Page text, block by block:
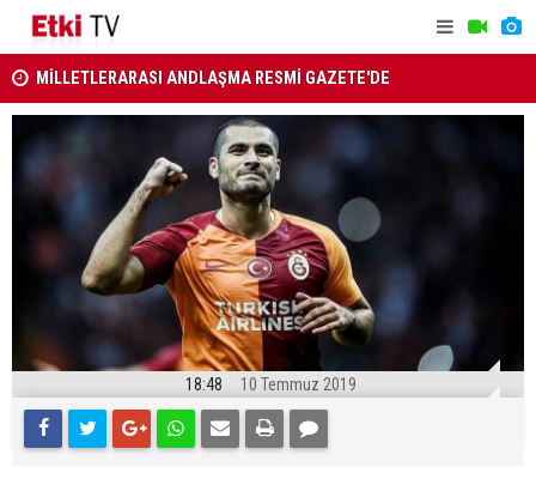
MİLLETLERARASI ANDLAŞMA RESMİ GAZETE'DE
ATAMA KARARLARI RESMİ GAZETE'DE
18:48 10 Temmuz 2019